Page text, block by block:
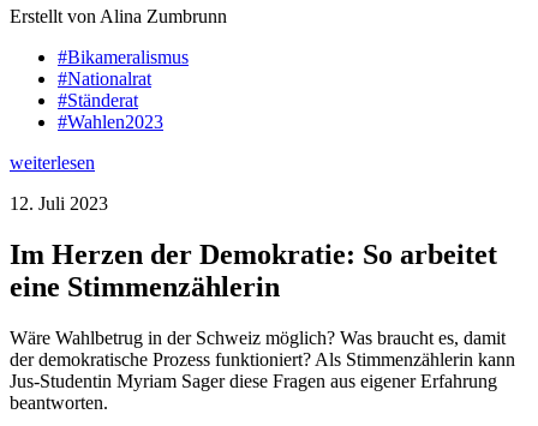
Erstellt von Alina Zumbrunn
#Bikameralismus
#Nationalrat
#Ständerat
#Wahlen2023
weiterlesen
12. Juli 2023
Im Herzen der Demokratie: So arbeitet
eine Stimmenzählerin
Wäre Wahlbetrug in der Schweiz möglich? Was braucht es, damit
der demokratische Prozess funktioniert? Als Stimmenzählerin kann
Jus-Studentin Myriam Sager diese Fragen aus eigener Erfahrung
beantworten.